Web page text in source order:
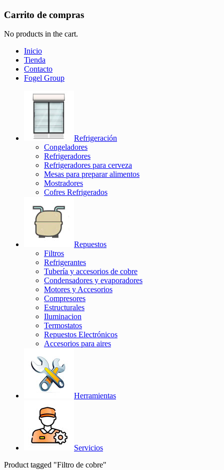
Carrito de compras
No products in the cart.
Inicio
Tienda
Contacto
Fogel Group
Refrigeración
Congeladores
Refrigeradores
Refrigeradores para cerveza
Mesas para preparar alimentos
Mostradores
Cofres Refrigerados
Repuestos
Filtros
Refrigerantes
Tubería y accesorios de cobre
Condensadores y evaporadores
Motores y Accesorios
Compresores
Estructurales
Iluminacion
Termostatos
Repuestos Electrónicos
Accesorios para aires
Herramientas
Servicios
Product tagged "Filtro de cobre"